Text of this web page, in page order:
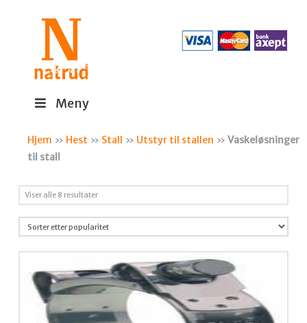
Meny
Hjem » Hest » Stall » Utstyr til stallen »Vaskeløsninger
til stall
Viser alle 8 resultaterSortert
propularitet